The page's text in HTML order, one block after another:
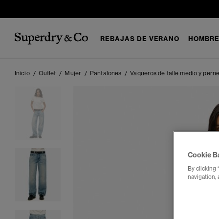
REBAJAS DE VERANO HOMBRE
Inicio Outlet Mujer Pantalones Vaqueros de talle medio y
Cookie
By clicking
navigation,